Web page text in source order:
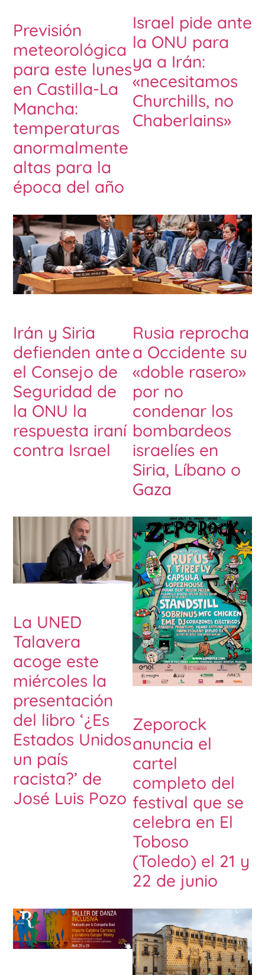
Previsión
meteorológica
para este lunes
en Castilla-La
Mancha:
temperaturas
anormalmente
altas para la
época del año
Israel pide ante
la ONU para
ya a Irán:
«necesitamos
Churchills, no
Chaberlains»
Irán y Siria
defienden ante
el Consejo de
Seguridad de
la ONU la
respuesta iraní
contra Israel
Rusia reprocha
a Occidente su
«doble rasero»
por no
condenar los
bombardeos
israelíes en
Siria, Líbano o
Gaza
La UNED
Talavera
acoge este
miércoles la
presentación
del libro ‘¿Es
Estados Unidos
un país
racista?’ de
José Luis Pozo
Zeporock
anuncia el
cartel
completo del
festival que se
celebra en El
Toboso
(Toledo) el 21 y
22 de junio